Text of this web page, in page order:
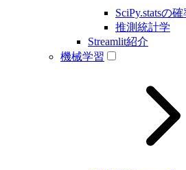
SciPy.statsの
推測統計学
Streamlit紹介
機械学習